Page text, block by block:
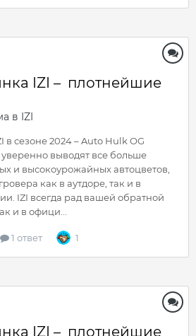
IZI – плотнейшие
в IZI
в сезоне 2024 – Auto Hulk OG
выводят все больше
и высокоурожайных автоцветов,
как в аутдоре, так и в
IZI всегда рад вашей обратной
и в офици...
1 ответ 1
IZI – плотнейшие